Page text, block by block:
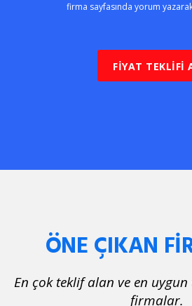
firma sayfasında yorum
FİYAT TEKLİFİ
ÖNE ÇIKAN
En çok teklif alan ve en uygun
firmalar.